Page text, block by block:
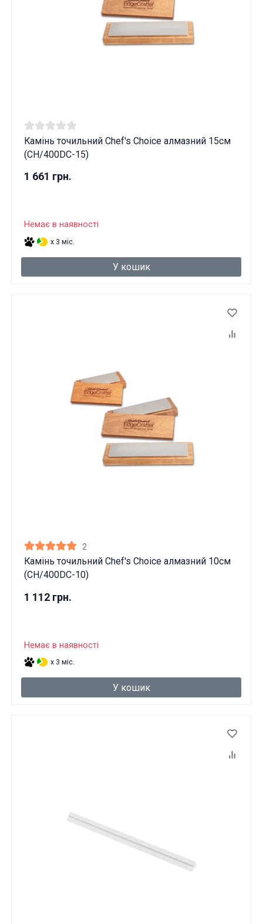
Камінь точильний Chef's Choice алмазний 15см
(CH/400DC-15)
1 661 грн.
Немає в наявності
x 3 міс.
У кошик
2
Камінь точильний Chef's Choice алмазний 10см
(CH/400DC-10)
1 112 грн.
Немає в наявності
x 3 міс.
У кошик